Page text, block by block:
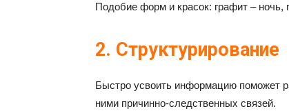
Подобие форм и красок: графит – ночь,
2. Структурирование
Быстро усвоить информацию поможет
ними причинно-следственных связей.